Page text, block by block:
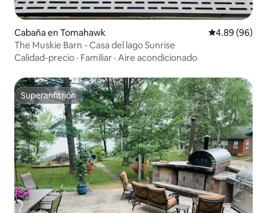
Cabaña en Tomahawk Calificación
4.89 (96)
The Muskie Barn - Casa del lago Sunrise
Calidad-precio · Familiar · Aire acondicionado
Superanfitrión
Superanfitrión